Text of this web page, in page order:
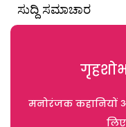
ಸುದ್ದಿ ಸಮಾಚಾರ
मनोरंजक कहानियों